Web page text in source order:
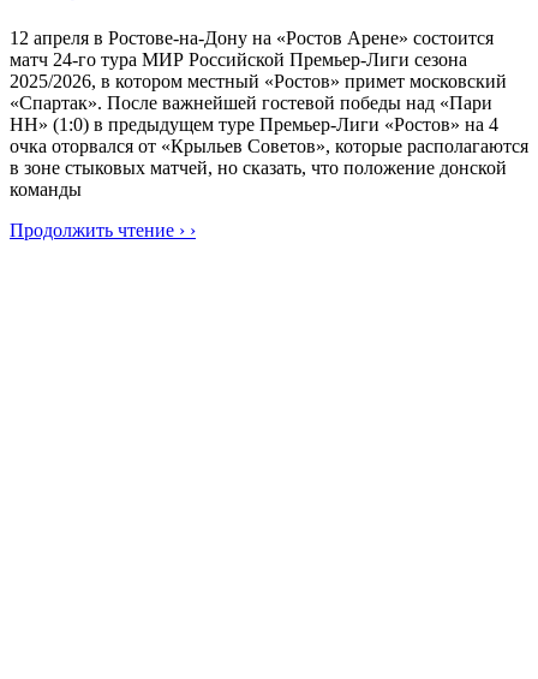
12 апреля в Ростове-на-Дону на «Ростов Арене» состоится
матч 24-го тура МИР Российской Премьер-Лиги сезона
2025/2026, в котором местный «Ростов» примет московский
«Спартак». После важнейшей гостевой победы над «Пари
НН» (1:0) в предыдущем туре Премьер-Лиги «Ростов» на 4
очка оторвался от «Крыльев Советов», которые располагаются
в зоне стыковых матчей, но сказать, что положение донской
команды
Продолжить чтение › ›